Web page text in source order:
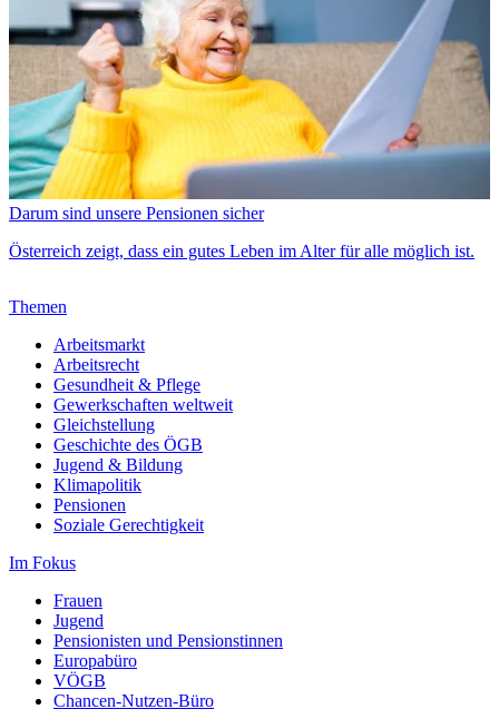
Darum sind unsere Pensionen sicher
Österreich zeigt, dass ein gutes Leben im Alter für alle möglich ist.
Themen
Arbeitsmarkt
Arbeitsrecht
Gesundheit & Pflege
Gewerkschaften weltweit
Gleichstellung
Geschichte des ÖGB
Jugend & Bildung
Klimapolitik
Pensionen
Soziale Gerechtigkeit
Im Fokus
Frauen
Jugend
Pensionisten und Pensionstinnen
Europabüro
VÖGB
Chancen-Nutzen-Büro